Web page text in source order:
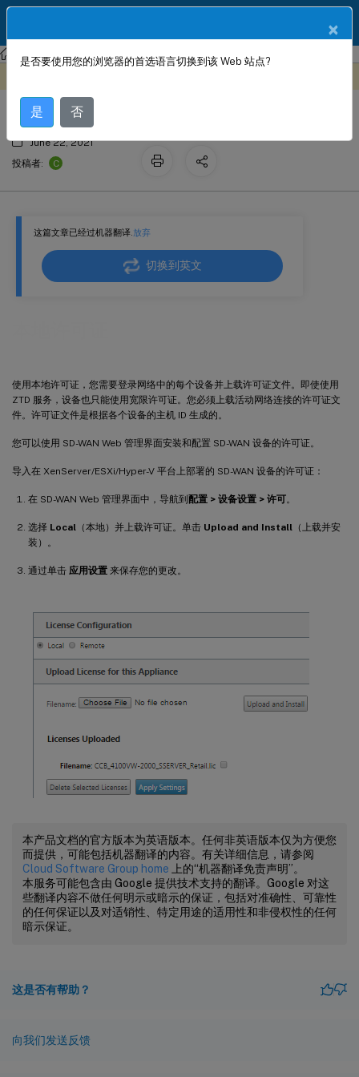
Citrix SD-WAN Citrix SD-WAN 11.4
这篇文章已经过机器翻译.放弃
切换到英文
使用本地许可证，您需要登录网络中的每个设备并上载许可证文件。即使使用
ZTD 服务，设备也只能使用宽限许可证。您必须上载活动网络连接的许可证文
件。许可证文件是根据各个设备的主机 ID 生成的。
您可以使用 SD-WAN Web 管理界面安装和配置 SD-WAN 设备的许可证。
导入在 XenServer/ESXi/Hyper-V 平台上部署的 SD-WAN 设备的许可证：
在 SD-WAN Web 管理界面中，导航到配置 > 设备设置 > 许可。
选择 Local （本地）并上载许可证。单击 Upload and Install （上载并安
装）。
通过单击 应用设置 来保存您的更改。
本产品文档的官方版本为英语版本。任何非英语版本仅为方便您
而提供，可能包括机器翻译的内容。有关详细信息，请参阅
Cloud Software Group home 上的“机器翻译免责声明”。
本服务可能包含由 Google 提供技术支持的翻译。Google 对这
些翻译内容不做任何明示或暗示的保证，包括对准确性、可靠性
的任何保证以及对适销性、特定用途的适用性和非侵权性的任何
暗示保证。
这是否有帮助？
向我们发送反馈
本地许可证
June 22, 2021
投稿者:
C
×
是否要使用您的浏览器的首选语言切换到该 Web 站点?
是 否